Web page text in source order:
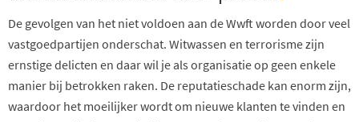
De gevolgen van het niet voldoen aan de Wwft worden door veel
vastgoedpartijen onderschat. Witwassen en terrorisme zijn
ernstige delicten en daar wil je als organisatie op geen enkele
manier bij betrokken raken. De reputatieschade kan enorm zijn,
waardoor het moeilijker wordt om nieuwe klanten te vinden en